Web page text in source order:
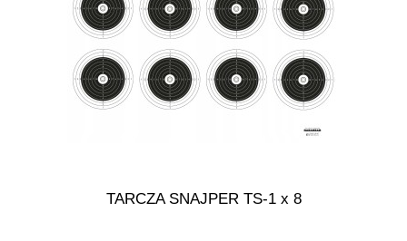
TARCZA SNAJPER TS-1 x 8